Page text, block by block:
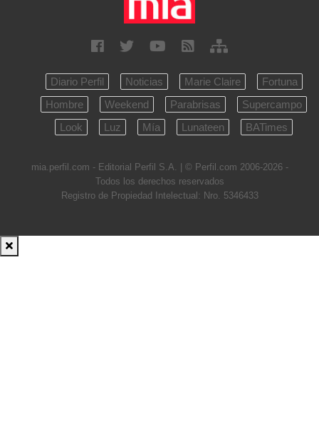
Diario Perfil Noticias Marie Claire
Fortuna
Hombre
Weekend Parabrisas
Supercampo
Look
Luz Mía Lunateen BATimes
mia.perfil.com - Editorial Perfil S.A. | © Perfil.com 2006-2026 -
Todos los derechos reservados
Registro de Propiedad Intelectual: Nro. 5346433